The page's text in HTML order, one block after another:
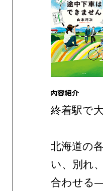
終着駅で
北海道の
い、別れ
合わせる